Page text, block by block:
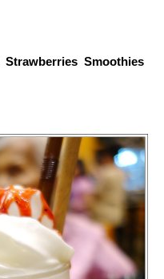
Strawberries Smoothies